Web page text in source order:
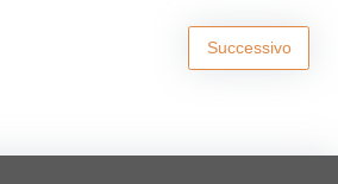
Successivo